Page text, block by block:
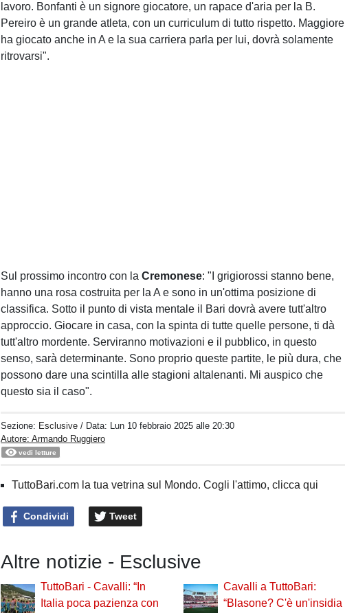
lavoro. Bonfanti è un signore giocatore, un rapace d'aria per la B.
Pereiro è un grande atleta, con un curriculum di tutto rispetto. Maggiore
ha giocato anche in A e la sua carriera parla per lui, dovrà solamente
ritrovarsi".
Sul prossimo incontro con laCremonese: "I grigiorossi stanno bene,
hanno una rosa costruita per la A e sono in un'ottima posizione di
classifica. Sotto il punto di vista mentale il Bari dovrà avere tutt'altro
approccio. Giocare in casa, con la spinta di tutte quelle persone, ti dà
tutt'altro mordente. Serviranno motivazioni e il pubblico, in questo
senso, sarà determinante. Sono proprio queste partite, le più dura, che
possono dare una scintilla alle stagioni altalenanti. Mi auspico che
questo sia il caso".
Sezione: Esclusive / Data: Lun 10 febbraio 2025 alle 20:30
Autore: Armando Ruggiero
vedi letture
TuttoBari.com la tua vetrina sul Mondo. Cogli l'attimo, clicca qui
Condividi Tweet
Altre notizie - Esclusive
TuttoBari - Cavalli: “In
Italia poca pazienza con
Cavalli a TuttoBari:
“Blasone? C'è un'insidia